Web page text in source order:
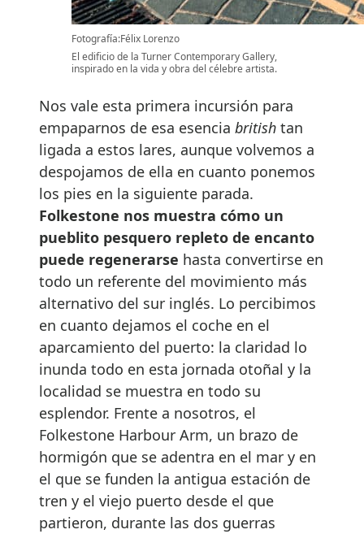
Fotografía:Félix Lorenzo
El edificio de la Turner Contemporary Gallery,
inspirado en la vida y obra del célebre artista.
Nos vale esta primera incursión para
empaparnos de esa esencia british tan
ligada a estos lares, aunque volvemos a
despojamos de ella en cuanto ponemos
los pies en la siguiente parada.
Folkestone nos muestra cómo un
pueblito pesquero repleto de encanto
puede regenerarse hasta convertirse en
todo un referente del movimiento más
alternativo del sur inglés. Lo percibimos
en cuanto dejamos el coche en el
aparcamiento del puerto: la claridad lo
inunda todo en esta jornada otoñal y la
localidad se muestra en todo su
esplendor. Frente a nosotros, el
Folkestone Harbour Arm, un brazo de
hormigón que se adentra en el mar y en
el que se funden la antigua estación de
tren y el viejo puerto desde el que
partieron, durante las dos guerras